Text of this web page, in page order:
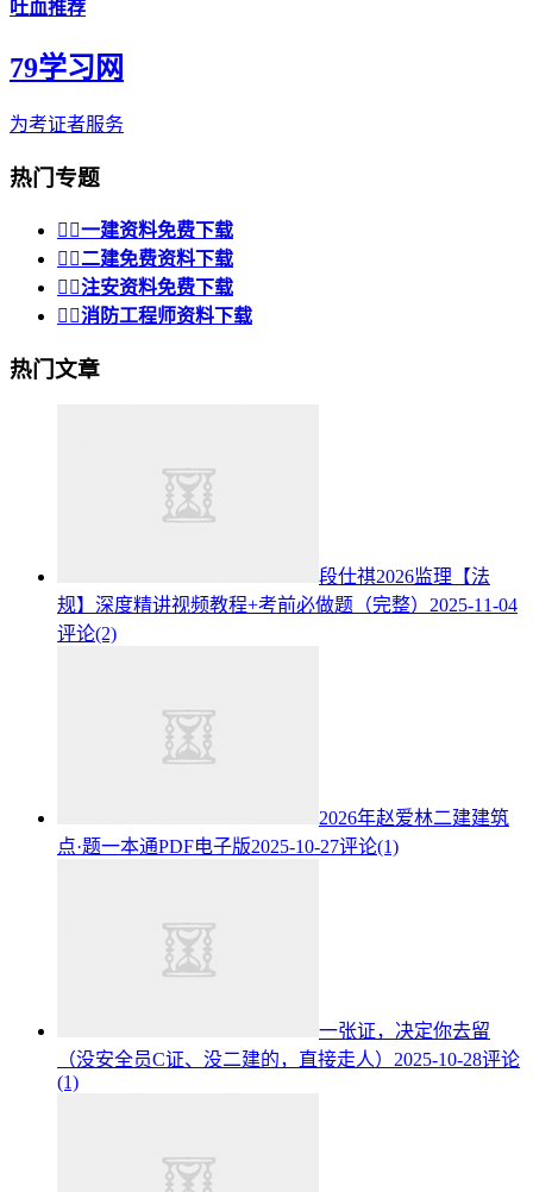
吐血推荐
79学习网
为考证者服务
热门专题
 一建资料免费下载
 二建免费资料下载
 注安资料免费下载
 消防工程师资料下载
热门文章
段仕祺2026监理【法
规】深度精讲视频教程+考前必做题（完整） 2025-11-04
评论(2)
2026年赵爱林二建建筑
点·题一本通PDF电子版2025-10-27评论(1)
一张证，决定你去留
（没安全员C证、没二建的，直接走人） 2025-10-28评论
(1)